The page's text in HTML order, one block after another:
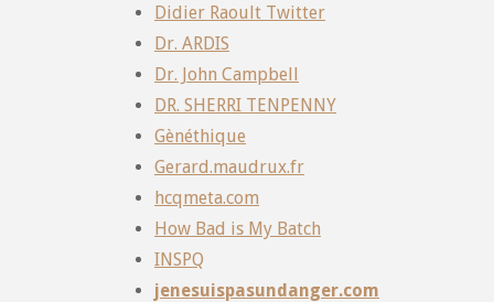
Didier Raoult Twitter
Dr. ARDIS
Dr. John Campbell
DR. SHERRI TENPENNY
Gènéthique
Gerard.maudrux.fr
hcqmeta.com
How Bad is My Batch
INSPQ
jenesuispasundanger.com